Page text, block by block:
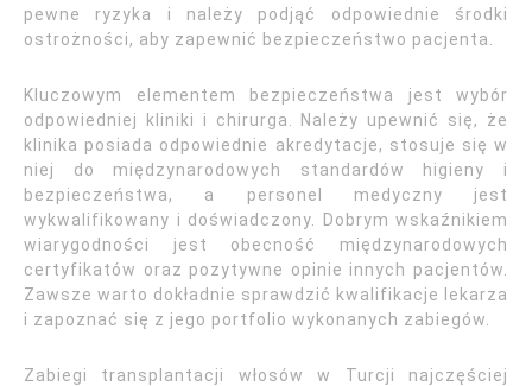
pewne ryzyka i należy podjąć odpowiednie środki
ostrożności, aby zapewnić bezpieczeństwo pacjenta.
Kluczowym elementem bezpieczeństwa jest wybór
odpowiedniej kliniki i chirurga. Należy upewnić się, że
klinika posiada odpowiednie akredytacje, stosuje się w
niej do międzynarodowych standardów higieny i
bezpieczeństwa, a personel medyczny jest
wykwalifikowany i doświadczony. Dobrym wskaźnikiem
wiarygodności jest obecność międzynarodowych
certyfikatów oraz pozytywne opinie innych pacjentów.
Zawsze warto dokładnie sprawdzić kwalifikacje lekarza
i zapoznać się z jego portfolio wykonanych zabiegów.
Zabiegi transplantacji włosów w Turcji najczęściej